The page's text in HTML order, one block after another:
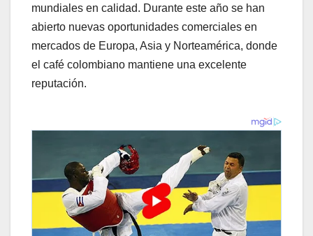
mundiales en calidad. Durante este año se han
abierto nuevas oportunidades comerciales en
mercados de Europa, Asia y Norteamérica, donde
el café colombiano mantiene una excelente
reputación.